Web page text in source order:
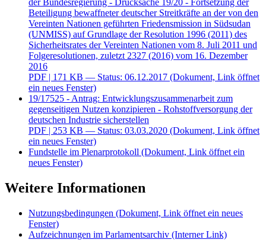
der Bundesregierung - Drucksache 19/20 - Fortsetzung der
Beteiligung bewaffneter deutscher Streitkräfte an der von den
Vereinten Nationen geführten Friedensmission in Südsudan
(UNMISS) auf Grundlage der Resolution 1996 (2011) des
Sicherheitsrates der Vereinten Nationen vom 8. Juli 2011 und
Folgeresolutionen, zuletzt 2327 (2016) vom 16. Dezember
2016
PDF | 171 KB — Status: 06.12.2017 (Dokument, Link öffnet
ein neues Fenster)
19/17525 - Antrag: Entwicklungszusammenarbeit zum
gegenseitigen Nutzen konzipieren - Rohstoffversorgung der
deutschen Industrie sicherstellen
PDF | 253 KB — Status: 03.03.2020 (Dokument, Link öffnet
ein neues Fenster)
Fundstelle im Plenarprotokoll (Dokument, Link öffnet ein
neues Fenster)
Weitere Informationen
Nutzungsbedingungen (Dokument, Link öffnet ein neues
Fenster)
Aufzeichnungen im Parlamentsarchiv (Interner Link)